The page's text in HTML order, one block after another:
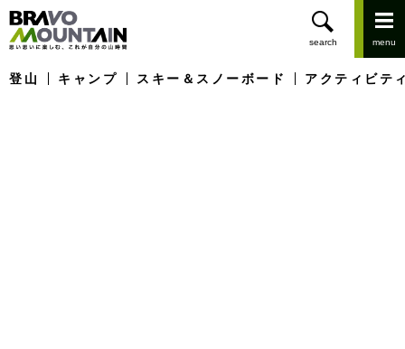
登山 キャンプ スキー＆スノーボード アクティビテ